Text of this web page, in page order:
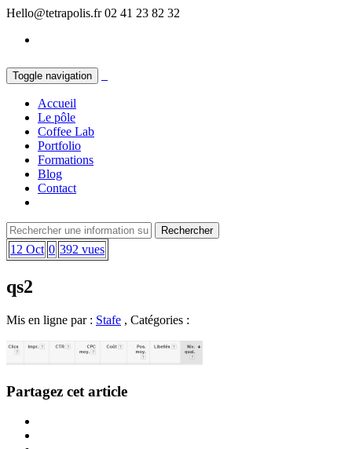
Hello@tetrapolis.fr 02 41 23 82 32
Toggle navigation
Accueil
Le pôle
Coffee Lab
Portfolio
Formations
Blog
Contact
12 Oct 0 392 vues
qs2
Mis en ligne par : Stafe , Catégories :
Partagez cet article